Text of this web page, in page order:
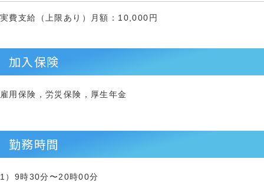
実費支給（上限あり）月額：10,000円
加入保険
雇用保険，労災保険，厚生年金
勤務時間
1）9時30分〜20時00分